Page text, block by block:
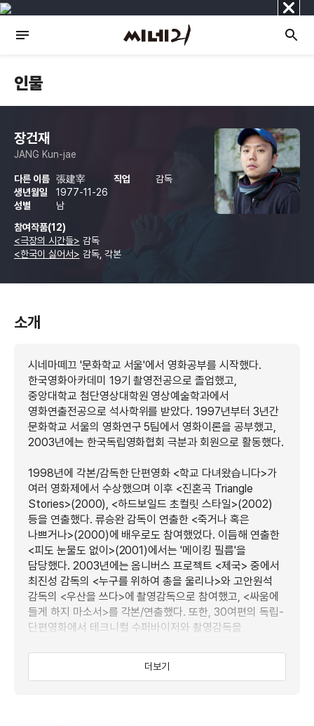
닫
기
인물
장건재
JANG Kun-jae
다른 이름 張建宰 직업
감독
생년월일
1977-11-26
성별
남
참여작품(12)
<극장의 시간들> 감독
<한국이 싫어서> 감독, 각본
소개
시네마떼끄 '문화학교 서울'에서 영화공부를 시작했다.
한국영화아카데미 19기 촬영전공으로 졸업했고,
중앙대학교 첨단영상대학원 영상예술학과에서
영화연출전공으로 석사학위를 받았다. 1997년부터 3년간
문화학교 서울의 영화연구 5팀에서 영화이론을 공부했고,
2003년에는 한국독립영화협회 극분과 회원으로 활동했다.
1998년에 각본/감독한 단편영화 <학교 다녀왔습니다>가
여러 영화제에서 수상했으며 이후 <진혼곡 Triangle
Stories>(2000), <하드보일드 초컬릿 스타일>(2002)
등을 연출했다. 류승완 감독이 연출한 <죽거나 혹은
나쁘거나>(2000)에 배우로도 참여했었다. 이듬해 연출한
<피도 눈물도 없이>(2001)에서는 '메이킹 필름'을
담당했다. 2003년에는 옴니버스 프로젝트 <제국> 중에서
최진성 감독의 <누구를 위하여 총을 울리나>와 고안원석
감독의 <우산을 쓰다>에 촬영감독으로 참여했고, <싸움에
들게 하지 마소서>를 각본/연출했다. 또한, 30여편의 독립-
단편영화에서 테크니컬 수퍼바이저와 촬영감독을
은 제 3회 대한민국 영화대상 단편영화상을 수상하는 등
여러 영화제에 소개되어 호평을 받았다. 2005년에는
더보기